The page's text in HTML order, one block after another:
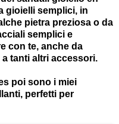
gioielli semplici, in
pietra preziosa o da
semplici e
con te, anche da
tanti altri accessori.
poi sono i miei
perfetti per